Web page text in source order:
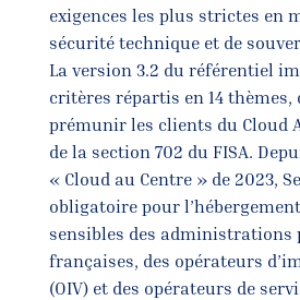
exigences les plus strictes en
sécurité technique et de
La version 3.2 du référentiel
critères répartis en 14 thèmes,
prémunir les clients du Cloud
de la section 702 du FISA.
« Cloud au Centre » de 2023,
obligatoire pour
sensibles des administrations
françaises, des opérateurs
(OIV) et des opérateurs de